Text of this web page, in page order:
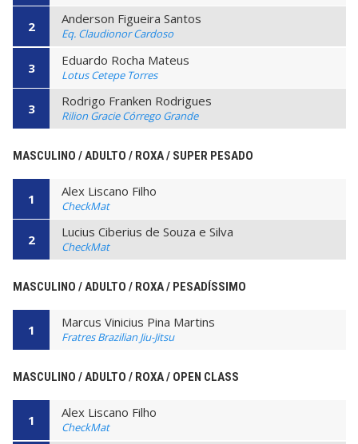
2 Anderson Figueira Santos
Eq. Claudionor Cardoso
3 Eduardo Rocha Mateus
Lotus Cetepe Torres
3 Rodrigo Franken Rodrigues
Rilion Gracie Córrego Grande
MASCULINO / ADULTO / ROXA / SUPER PESADO
1 Alex Liscano Filho
CheckMat
2 Lucius Ciberius de Souza e Silva
CheckMat
MASCULINO / ADULTO / ROXA / PESADÍSSIMO
1 Marcus Vinicius Pina Martins
Fratres Brazilian Jiu-Jitsu
MASCULINO / ADULTO / ROXA / OPEN CLASS
1 Alex Liscano Filho
CheckMat